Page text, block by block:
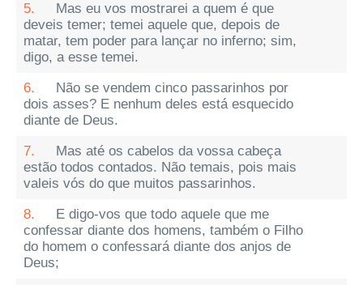
5.
Mas eu vos mostrarei a quem é que
deveis temer; temei aquele que, depois de
matar, tem poder para lançar no inferno; sim,
digo, a esse temei.
6.
Não se vendem cinco passarinhos por
dois asses? E nenhum deles está esquecido
diante de Deus.
7.
Mas até os cabelos da vossa cabeça
estão todos contados. Não temais, pois mais
valeis vós do que muitos passarinhos.
8.
E digo-vos que todo aquele que me
confessar diante dos homens, também o Filho
do homem o confessará diante dos anjos de
Deus;